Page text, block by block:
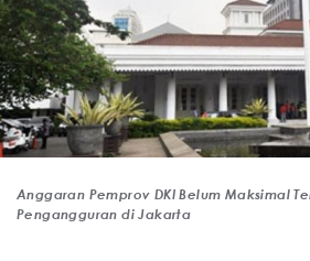
Anggaran Pemprov DKI Belum Maksimal
Pengangguran di Jakarta